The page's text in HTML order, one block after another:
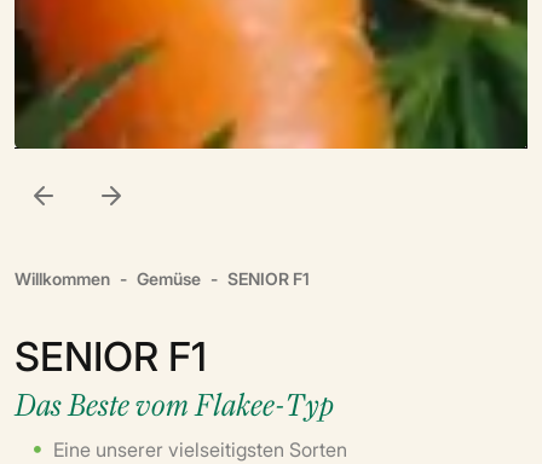
Willkommen Gemüse SENIOR F1
SENIOR F1
Das Beste vom Flakee-Typ
Eine unserer vielseitigsten Sorten